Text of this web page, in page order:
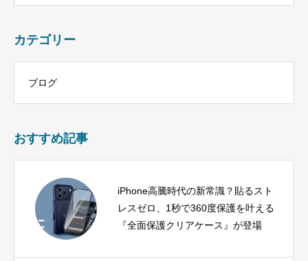
カテゴリー
ブログ
おすすめ記事
iPhone高騰時代の新常識？貼るスト
レスゼロ、1秒で360度保護を叶える
『全面保護クリアケース』が登場